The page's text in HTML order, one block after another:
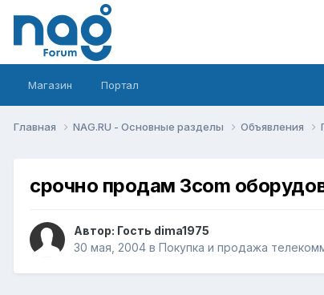
Магазин Портал
Главная NAG.RU - Основные разделы Объявления
срочно продам 3com
Автор: Гость dima1975
30 мая, 2004 в Покупка и продажа